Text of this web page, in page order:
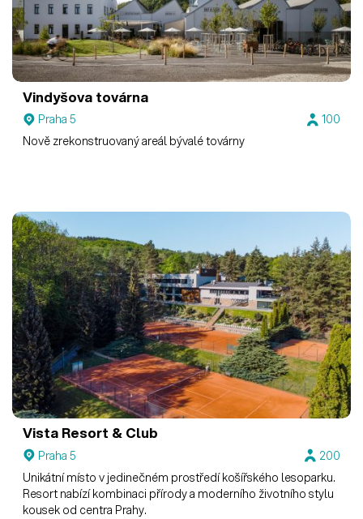
Vindyšova továrna
Praha 5
100
Nově zrekonstruovaný areál bývalé továrny
Vista Resort & Club
Praha 5
200
Unikátní místo v jedinečném prostředí košířského lesoparku.
Resort nabízí kombinaci přírody a moderního životního stylu
kousek od centra Prahy.